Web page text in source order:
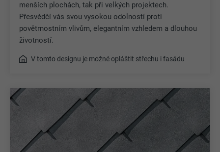
menších plochách, tak při velkých projektech.
Přesvědčí vás svou vysokou odolností proti
povětrnostním vlivům, elegantním vzhledem a dlouhou
životností.
V tomto designu je možné opláštit střechu i fasádu